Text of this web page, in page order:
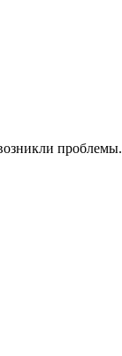
проблемы.